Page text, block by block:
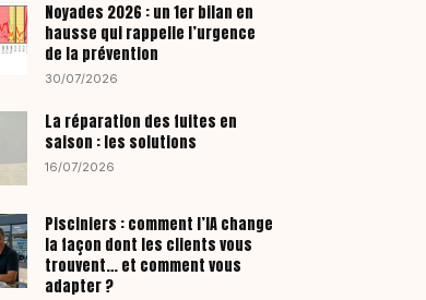
Noyades 2026 : un 1er bilan en
hausse qui rappelle l’urgence
de la prévention
30/07/2026
La réparation des fuites en
saison : les solutions
16/07/2026
Pisciniers : comment l’IA change
la façon dont les clients vous
trouvent… et comment vous
adapter ?